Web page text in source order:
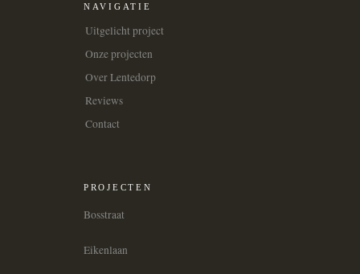
NAVIGATIE
Uitgelicht project
Onze projecten
Over Lentedorp
Reviews
Contact
PROJECTEN
Bosstraat
Eikenlaan